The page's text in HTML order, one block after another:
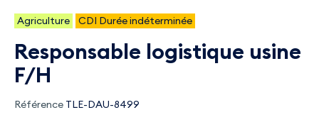
Agriculture CDI Durée indéterminée
responsable logistique usine
F/H
Référence TLE-DAU-8499